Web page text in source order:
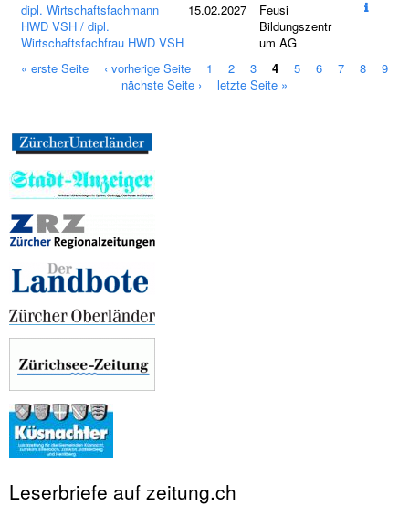
dipl. Wirtschaftsfachmann
HWD VSH / dipl.
Wirtschaftsfachfrau HWD VSH
15.02.2027
Feusi
Bildungszentr
um AG
t
e
n
« erste Seite ‹ vorherige Seite 1 2 3 4 5 6 7 8
9
nächste Seite ›
letzte Seite »
Leserbriefe auf zeitung.ch